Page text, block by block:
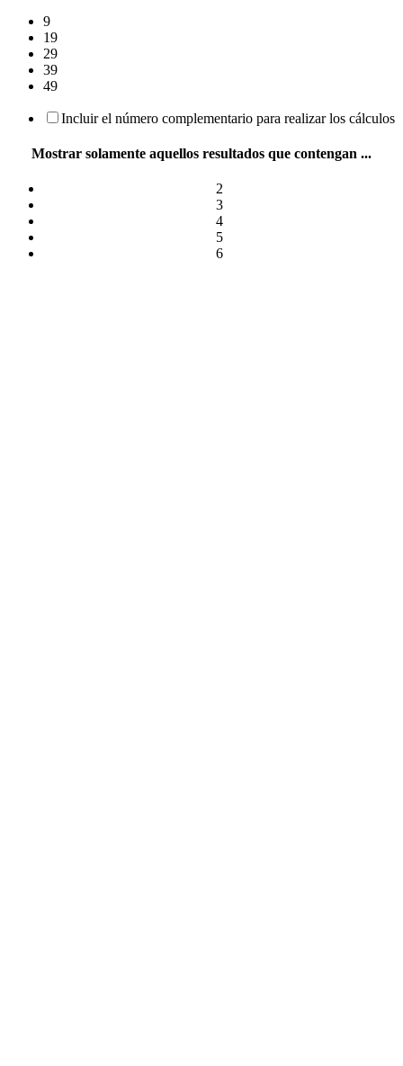
9
19
29
39
49
Incluir el número complementario para realizar los cálculos
Mostrar solamente aquellos resultados que contengan ...
2
3
4
5
6